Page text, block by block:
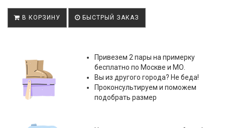
В КОРЗИНУ БЫСТРЫЙ ЗАКАЗ
Привезем 2 пары на примерку
бесплатно по Москве и МО.
Вы из другого города? Не беда!
Проконсультируем и поможем
подобрать размер